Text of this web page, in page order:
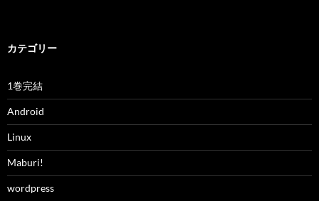
カテゴリー
1巻完結
Android
Linux
Maburi!
wordpress